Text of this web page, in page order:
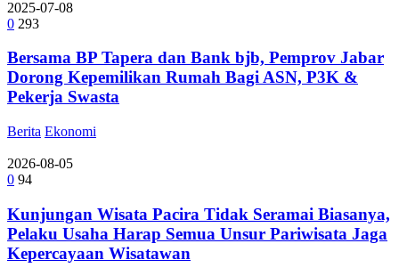
2025-07-08
0 293
Bersama BP Tapera dan Bank bjb, Pemprov Jabar
Dorong Kepemilikan Rumah Bagi ASN, P3K &
Pekerja Swasta
Berita Ekonomi
2026-08-05
0 94
Kunjungan Wisata Pacira Tidak Seramai Biasanya,
Pelaku Usaha Harap Semua Unsur Pariwisata Jaga
Kepercayaan Wisatawan